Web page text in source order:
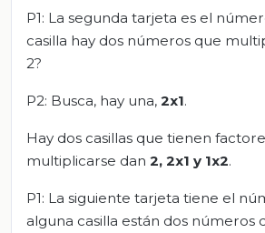
P1: La segunda tarjeta es el
casilla hay dos números que
2?
P2: Busca, hay una, 2x1.
Hay dos casillas que tienen
multiplicarse dan 2, 2x1 y 1x2.
P1: La siguiente tarjeta tiene el
alguna casilla están dos números